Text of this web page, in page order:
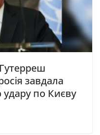
завдала
удару по Києву